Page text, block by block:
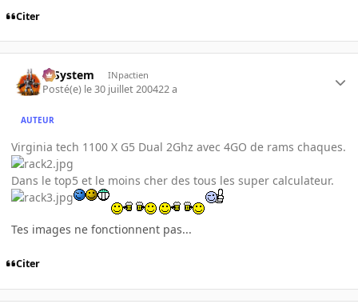
Citer
X-System INpactien
Posté(e) le 30 juillet 200422 a
AUTEUR
Virginia tech 1100 X G5 Dual 2Ghz avec 4GO de rams chaques.
Dans le top5 et le moins cher des tous les super calculateur.
Tes images ne fonctionnent pas...
Citer